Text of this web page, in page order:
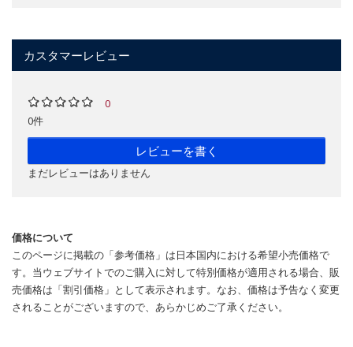
カスタマーレビュー
0
0件
レビューを書く
まだレビューはありません
価格について
このページに掲載の「参考価格」は日本国内における希望小売価格で
す。当ウェブサイトでのご購入に対して特別価格が適用される場合、販
売価格は「割引価格」として表示されます。なお、価格は予告なく変更
されることがございますので、あらかじめご了承ください。